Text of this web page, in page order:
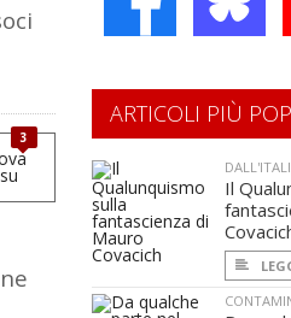
3
ARTICOLI PIÙ
Il